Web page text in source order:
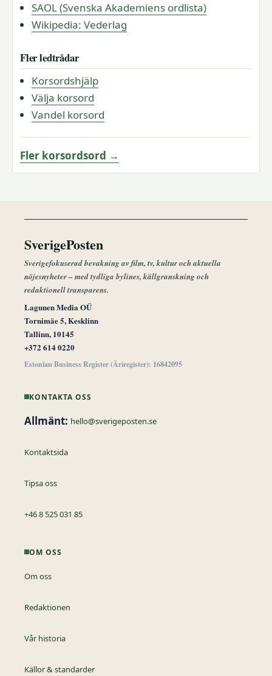
SAOL (Svenska Akademiens ordlista)
Wikipedia: Vederlag
Fler ledtrådar
Korsordshjälp
Välja korsord
Vandel korsord
Fler korsordsord →
SverigePosten
Sverigefokuserad bevakning av film, tv, kultur och aktuella
nöjesnyheter – med tydliga bylines, källgranskning och
redaktionell transparens.
Lagunen Media OÜ
Tornimäe 5, Kesklinn
Tallinn, 10145
+372 614 0220
Estonian Business Register (Äriregister): 16842095
KONTAKTA OSS
Allmänt: hello@sverigeposten.se
Kontaktsida
Tipsa oss
+46 8 525 031 85
OM OSS
Om oss
Redaktionen
Vår historia
Källor & standarder